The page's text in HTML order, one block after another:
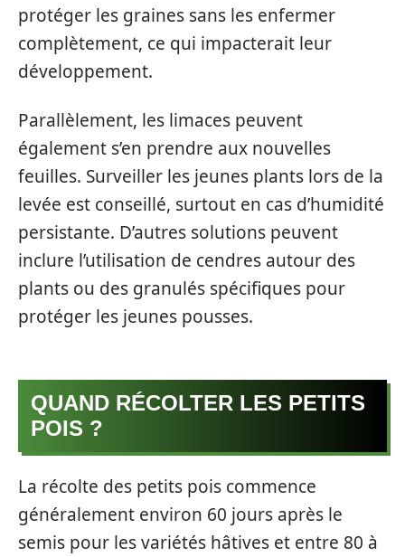
protéger les graines sans les enfermer
complètement, ce qui impacterait leur
développement.
Parallèlement, les limaces peuvent
également s’en prendre aux nouvelles
feuilles. Surveiller les jeunes plants lors de la
levée est conseillé, surtout en cas d’humidité
persistante. D’autres solutions peuvent
inclure l’utilisation de cendres autour des
plants ou des granulés spécifiques pour
protéger les jeunes pousses.
QUAND RÉCOLTER LES PETITS
POIS ?
La récolte des petits pois commence
généralement environ 60 jours après le
semis pour les variétés hâtives et entre 80 à